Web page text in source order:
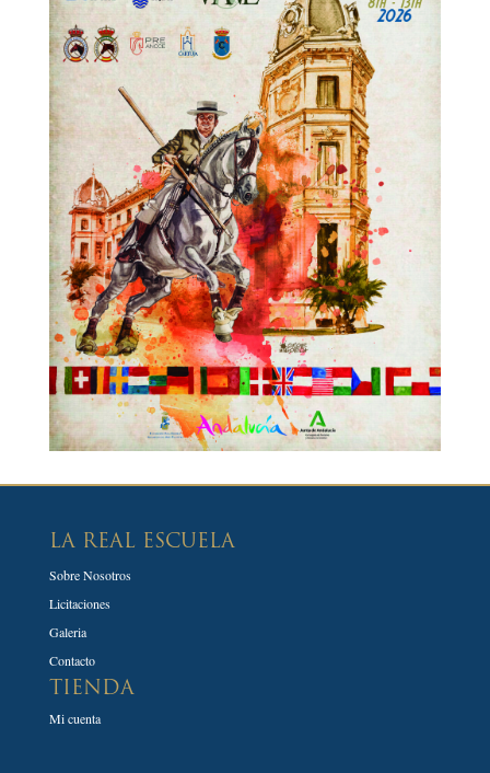
LA REAL ESCUELA
Sobre Nosotros
Licitaciones
Galeria
Contacto
TIENDA
Mi cuenta